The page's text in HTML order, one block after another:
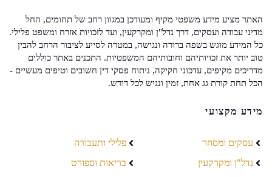
האתר מציע מידע משפטי מקיף ומעודכן במגוון רחב של תחומים, החל
מדיני עבודה ועסקים, דרך נדל"ן ומקרקעין, ועד לזכויות אזרח ומשפט פלילי.
כל המידע מוגש בשפה ברורה ונגישה, במטרה לסייע לציבור הרחב להבין
טוב יותר את זכויותיהם וחובותיהם המשפטיות. התכנים באתר כוללים
מדריכים מקיפים, עדכוני חקיקה, ניתוח פסקי דין חשובים וטיפים מעשיים -
הכל תחת קורת גג אחת, זמין ונגיש לכל דורש.
מידע מקצועי
עסקים ומסחר
נדל"ן ומקרקעין
פלילי ותעבורה
בריאות וספורט